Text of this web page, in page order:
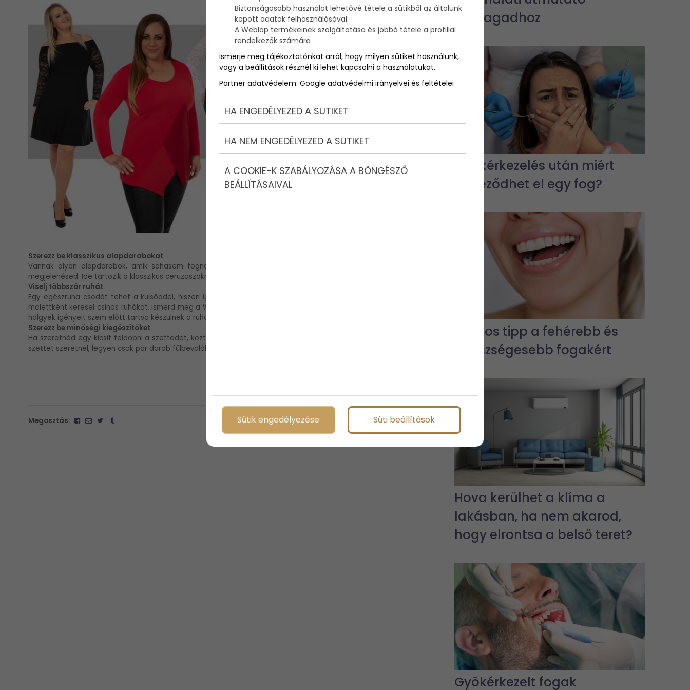
Szerezz be klasszikus alapdarabokat
Vannak olyan alapdarabok, amik sohasem fognak kimenni a divatból és a segítségükkel professzionális lehet a
megjelenésed. Ide tartozik a klasszikus ceruzaszoknya, a blézer, a fehér ing, egy egyszerű farmer.
Viselj többször ruhát
Egy egészruha csodát tehet a külsőddel, hiszen igazán sikkes lehet a megjelenésed, ha jól választod ki a ruhát. Ha
molettként keresel csinos ruhákat, ismerd meg a Wannabee molett divat oldalát, ahol a
hölgyek igényeit szem előtt tartva készülnek a ruhák.
Szerezz be minőségi kiegészítőket
Ha szeretnéd egy kicsit feldobni a szettedet, köztudott, hogy érdemes kiegészítőt viselned. Azonban ha igazán luxus
szettet szeretnél, legyen csak pár darab fülbevalók, de azok jó minőségű, igényes darabok legyenek!
Megosztás:
önmagadhoz
Gyökérkezelés után miért
színeződhet el egy fog?
7 titkos tipp a fehérebb és
egészségesebb fogakért
Hova kerülhet a klíma a
lakásban, ha nem akarod,
hogy elrontsa a belső teret?
Gyökérkezelt fogak
Biztonságosabb használat lehetővé tétele a sütikből az általunk
kapott adatok felhasználásával.
A Weblap termékeinek szolgáltatása és jobbá tétele a profillal
rendelkezők számára
Ismerje meg tájékoztatónkat arról, hogy milyen sütiket használunk,
vagy a beállítások résznél ki lehet kapcsolni a használatukat.
Partner adatvédelem: Google adatvédelmi irányelvei és feltételei
HA ENGEDÉLYEZED A SÜTIKET
HA NEM ENGEDÉLYEZED A SÜTIKET
A COOKIE-K SZABÁLYOZÁSA A BÖNGÉSZŐ
BEÁLLÍTÁSAIVAL
Sütik engedélyezése Süti beállítások